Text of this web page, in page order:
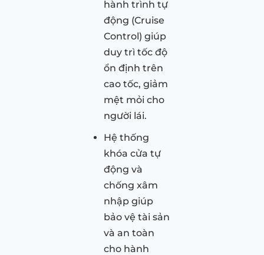
hành trình tự
động (Cruise
Control) giúp
duy trì tốc độ
ổn định trên
cao tốc, giảm
mệt mỏi cho
người lái.
Hệ thống
khóa cửa tự
động và
chống xâm
nhập giúp
bảo vệ tài sản
và an toàn
cho hành